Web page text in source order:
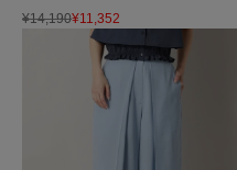
¥14,190¥11,352